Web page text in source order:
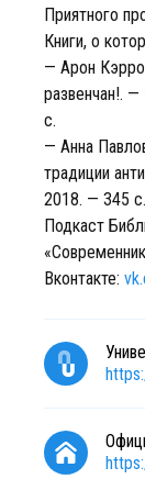
Приятного
Книги, о
— Арон
развенчан!.
с.
— Анна
традиции
2018. — 345 с.
Подкаст
Вконтакте: